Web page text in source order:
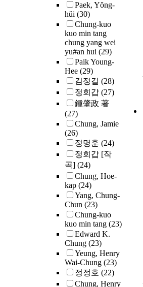
Paek, Yŏng-
hŭi (30)
Chung-kuo
kuo min tang
chung yang wei
yu#an hui (29)
Paik Young-
Hee (29)
김정길 (28)
정회갑 (27)
鍾肇政 著
(27)
Chung, Jamie
(26)
정명훈 (24)
정회갑 [작
곡] (24)
Chung, Hoe-
kap (24)
Yang, Chung-
Chun (23)
Chung-kuo
kuo min tang (23)
Edward K.
Chung (23)
Yeung, Henry
Wai-Chung (23)
정정호 (22)
Chung, Henry